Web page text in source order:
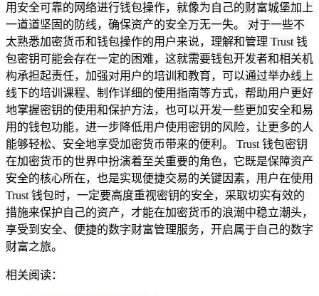
用安全可靠的网络进行钱包操作，就像为自己的财富城堡加上
一道道坚固的防线，确保资产的安全万无一失。 对于一些不
太熟悉加密货币和钱包操作的用户来说，理解和管理 Trust 钱
包密钥可能会存在一定的困难，这就需要钱包开发者和相关机
构承担起责任，加强对用户的培训和教育，可以通过举办线上
线下的培训课程、制作详细的使用指南等方式，帮助用户更好
地掌握密钥的使用和保护方法，也可以开发一些更加安全和易
用的钱包功能，进一步降低用户使用密钥的风险，让更多的人
能够轻松、安全地享受加密货币带来的便利。 Trust 钱包密钥
在加密货币的世界中扮演着至关重要的角色，它既是保障资产
安全的核心所在，也是实现便捷交易的关键因素，用户在使用
Trust 钱包时，一定要高度重视密钥的安全，采取切实有效的
措施来保护自己的资产，才能在加密货币的浪潮中稳立潮头，
享受到安全、便捷的数字财富管理服务，开启属于自己的数字
财富之旅。
相关阅读：